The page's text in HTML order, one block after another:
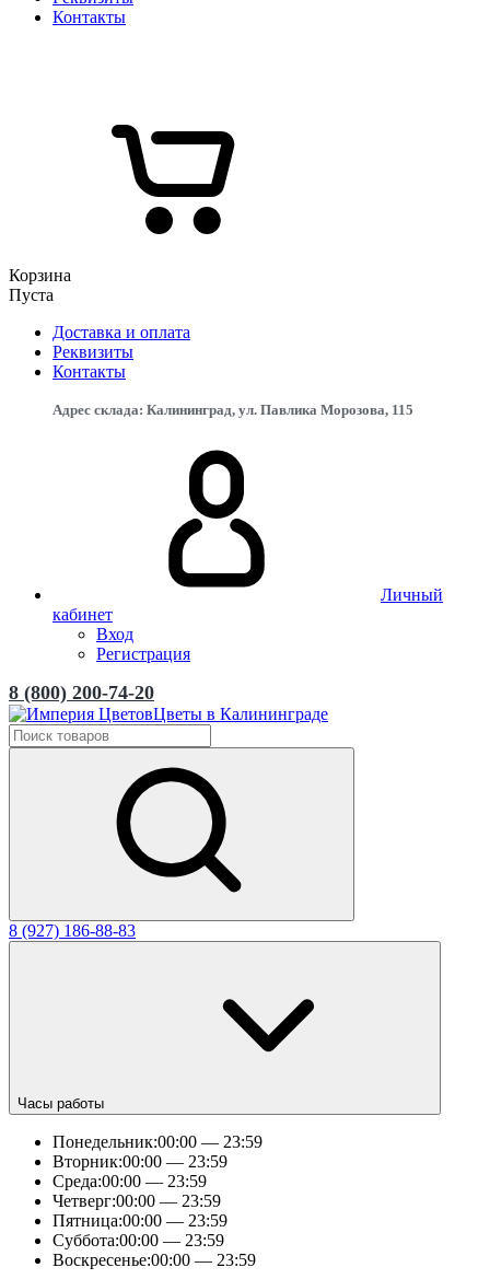
Контакты
Корзина
Пуста
Доставка и оплата
Реквизиты
Контакты
Адрес склада: Калининград, ул. Павлика Морозова, 115
Личный
кабинет
Вход
Регистрация
8 (800) 200-74-20
Цветы в Калининграде
8 (927) 186-88-83
Часы работы
Понедельник:00:00 — 23:59
Вторник:00:00 — 23:59
Среда:00:00 — 23:59
Четверг:00:00 — 23:59
Пятница:00:00 — 23:59
Суббота:00:00 — 23:59
Воскресенье:00:00 — 23:59